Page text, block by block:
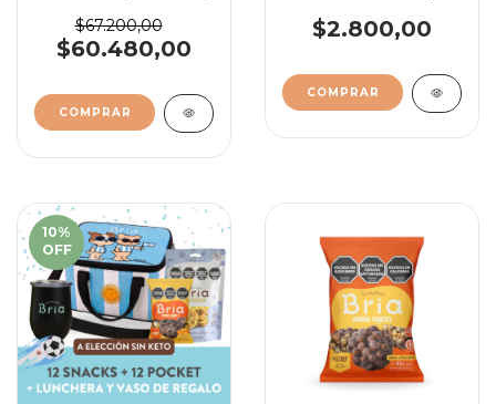
$67.200,00
$60.480,00
$2.800,00
10%
OFF